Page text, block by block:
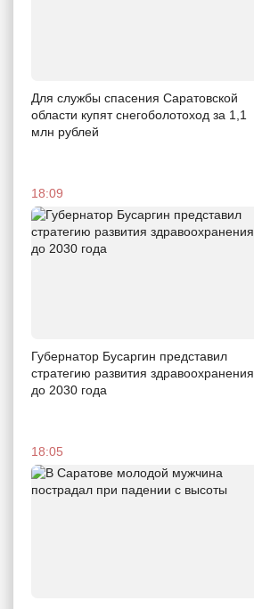
Для службы спасения Саратовской
области купят снегоболотоход за 1,1
млн рублей
18:09
Губернатор Бусаргин представил
стратегию развития здравоохранения
до 2030 года
18:05